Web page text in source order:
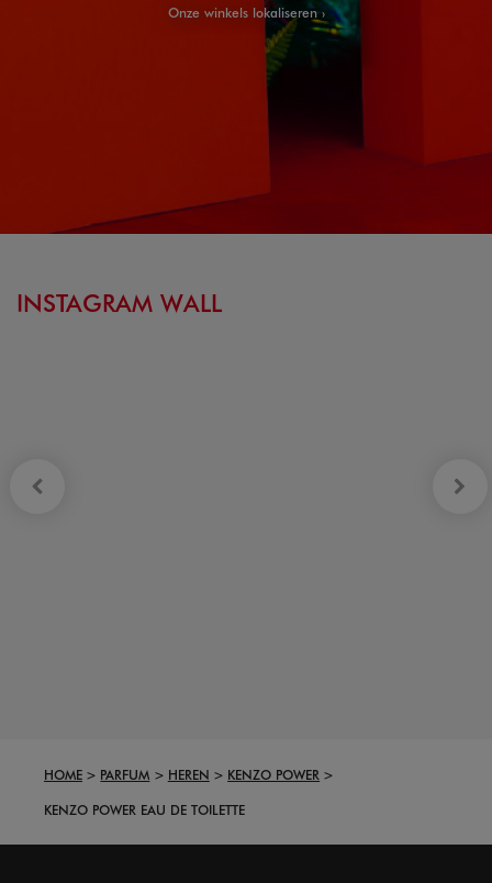
Onze winkels lokaliseren
INSTAGRAM WALL
HOME PARFUM HEREN
KENZO POWER
KENZO POWER EAU DE TOILETTE